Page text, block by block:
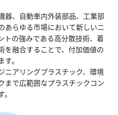
メントホールディングス
CLOSE
器、自動車内外装部品、工業部
あらゆる市場において新しいニ
トの強みである高分散技術、着
を融合することで、付加価値の
。
ニアリングプラスチック、環境
まで広範囲なプラスチックコン